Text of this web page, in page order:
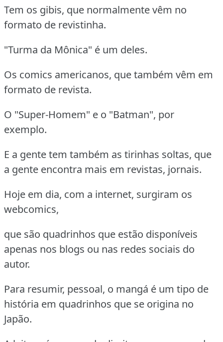
Tem os gibis, que normalmente vêm no
formato de revistinha.
"Turma da Mônica" é um deles.
Os comics americanos, que também vêm em
formato de revista.
O "Super-Homem" e o "Batman", por
exemplo.
E a gente tem também as tirinhas soltas, que
a gente encontra mais em revistas, jornais.
Hoje em dia, com a internet, surgiram os
webcomics,
que são quadrinhos que estão disponíveis
apenas nos blogs ou nas redes sociais do
autor.
Para resumir, pessoal, o mangá é um tipo de
história em quadrinhos que se origina no
Japão.